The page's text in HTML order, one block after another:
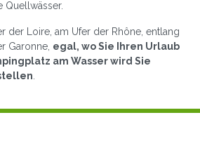
Quellwässer.
der Loire, am Ufer der Rhône, entlang
Garonne, egal, wo Sie Ihren Urlaub
am Wasser wird Sie